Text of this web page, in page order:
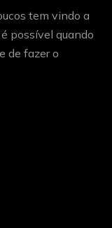
tem vindo a
possível quando
de fazer o